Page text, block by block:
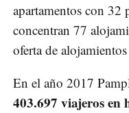
apartamentos con 32
concentran 77
oferta de
En el año 2017
403.697 viajeros en